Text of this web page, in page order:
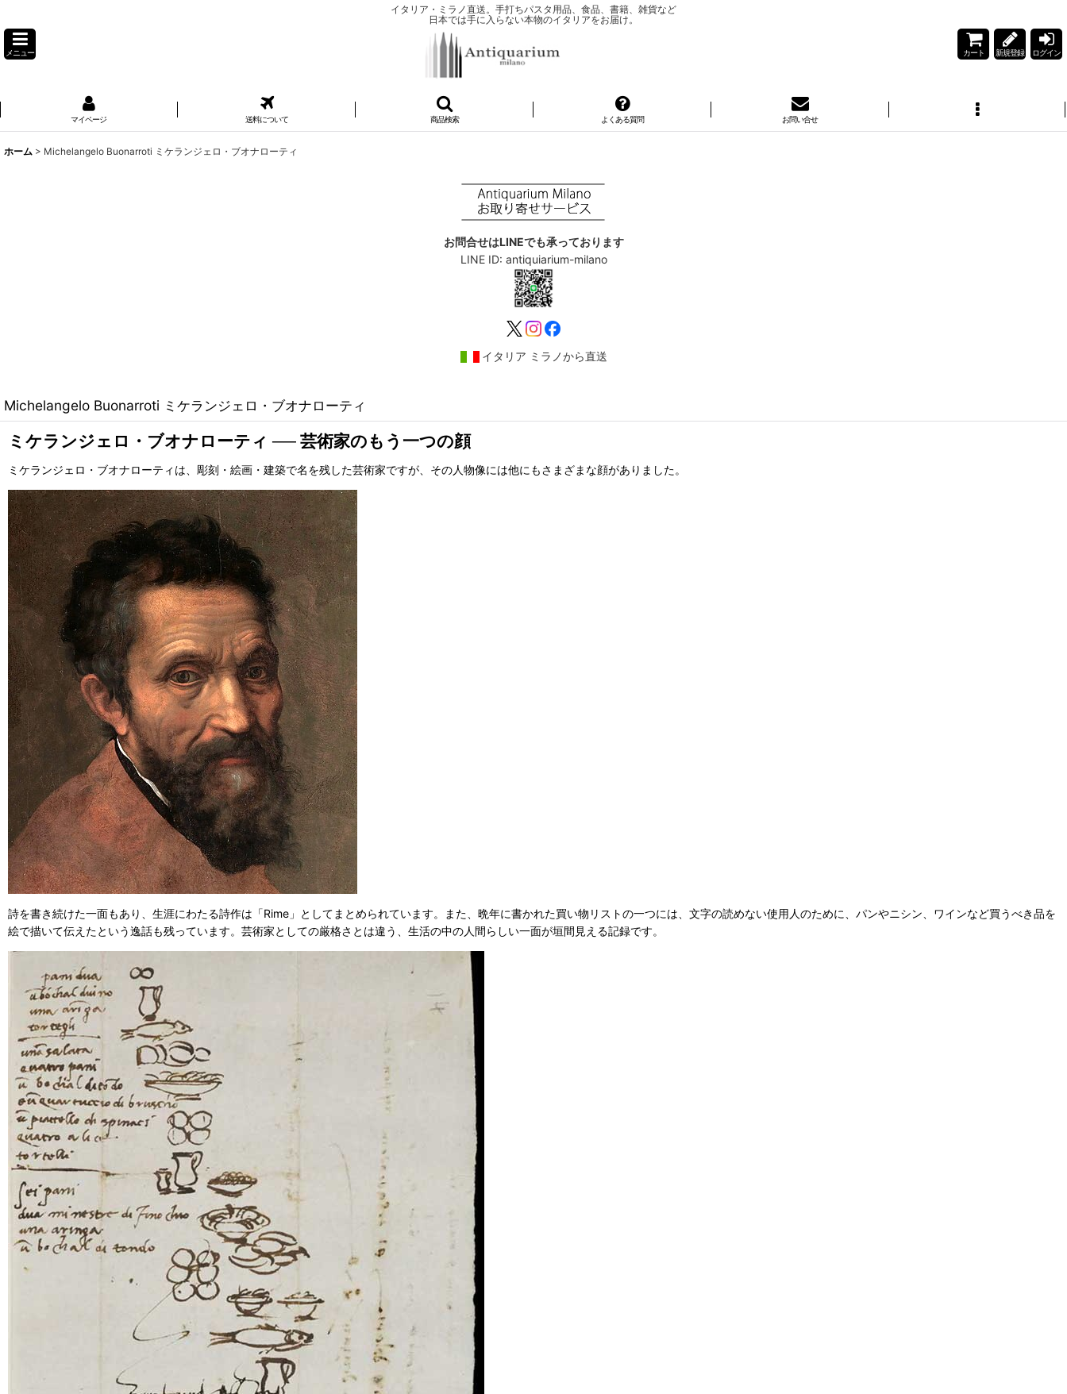
イタリア・ミラノ直送。手打ちパスタ用品、食品、書籍、雑貨など
日本では手に入らない本物のイタリアをお届け。
メニュー カート 新規登録 ログイン
マイページ 送料について 商品検索 よくある質問 お問い合せ
ホーム > Michelangelo Buonarroti ミケランジェロ・ブオナローティ
お問合せはLINEでも承っております
LINE ID: antiquiarium-milano
イタリア ミラノから直送
Michelangelo Buonarroti ミケランジェロ・ブオナローティ
ミケランジェロ・ブオナローティ ── 芸術家のもう一つの顔
ミケランジェロ・ブオナローティは、彫刻・絵画・建築で名を残した芸術家ですが、その人物像には他にもさまざまな顔がありました。
詩を書き続けた一面もあり、生涯にわたる詩作は「Rime」としてまとめられています。また、晩年に書かれた買い物リストの一つには、文字の読めない使用人のために、パンやニシン、ワインなど買うべき品を
絵で描いて伝えたという逸話も残っています。芸術家としての厳格さとは違う、生活の中の人間らしい一面が垣間見える記録です。